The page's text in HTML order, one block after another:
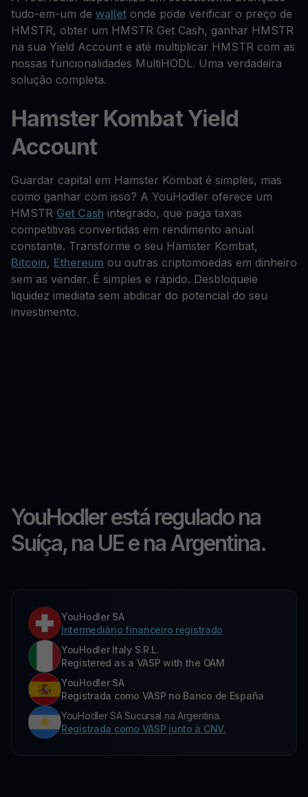
tudo-em-um de wallet onde pode verificar o preço de
HMSTR, obter um HMSTR Get Cash, ganhar HMSTR
na sua Yield Account e até multiplicar HMSTR com as
nossas funcionalidades MultiHODL. Uma verdadeira
solução completa.
Hamster Kombat Yield
Account
Guardar capital em Hamster Kombat é simples, mas
como ganhar com isso? A YouHodler oferece um
HMSTR Get Cash integrado, que paga taxas
competitivas convertidas em rendimento anual
constante. Transforme o seu Hamster Kombat,
Bitcoin, Ethereum ou outras criptomoedas em dinheiro
sem as vender. É simples e rápido. Desbloqueie
liquidez imediata sem abdicar do potencial do seu
investimento.
YouHodler está regulado na
Suíça, na UE e na Argentina.
YouHodler SA
Intermediário financeiro registrado
YouHodler Italy S.R.L.
Registered as a VASP with the OAM
YouHodler SA
Registrada como VASP no Banco de España
YouHodler SA Sucursal na Argentina.
Registrada como VASP junto à CNV.